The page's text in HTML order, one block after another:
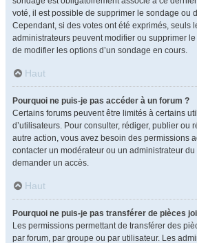
voté, il est possible de supprimer le sondage ou
Cependant, si des votes ont été exprimés, seuls
administrateurs peuvent modifier ou supprimer
de modifier les options d’un sondage en cours.
Haut
Pourquoi ne puis-je pas accéder à un forum ?
Certains forums peuvent être limités à certains
d’utilisateurs. Pour consulter, rédiger, publier ou
autre action, vous avez besoin des permissions
contacter un modérateur ou un administrateur
demander un accès.
Haut
Pourquoi ne puis-je pas transférer de pièces
Les permissions permettant de transférer des
par forum, par groupe ou par utilisateur. Les